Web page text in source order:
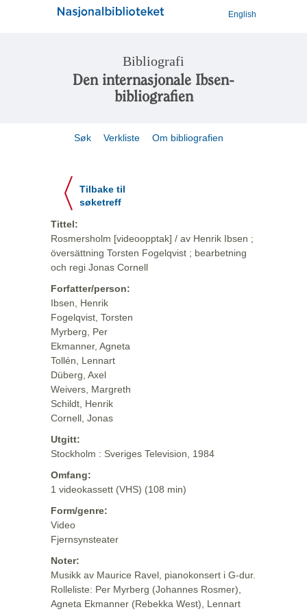
English
Bibliografi
Den internasjonale Ibsen-
bibliografien
Søk Verkliste Om bibliografien
Tilbake til
søketreff
Tittel:
Rosmersholm [videoopptak] / av Henrik Ibsen ;
översättning Torsten Fogelqvist ; bearbetning
och regi Jonas Cornell
Forfatter/person:
Ibsen, Henrik
Fogelqvist, Torsten
Myrberg, Per
Ekmanner, Agneta
Tollén, Lennart
Düberg, Axel
Weivers, Margreth
Schildt, Henrik
Cornell, Jonas
Utgitt:
Stockholm : Sveriges Television, 1984
Omfang:
1 videokassett (VHS) (108 min)
Form/genre:
Video
Fjernsynsteater
Noter:
Musikk av Maurice Ravel, pianokonsert i G-dur.
Rolleliste: Per Myrberg (Johannes Rosmer),
Agneta Ekmanner (Rebekka West), Lennart